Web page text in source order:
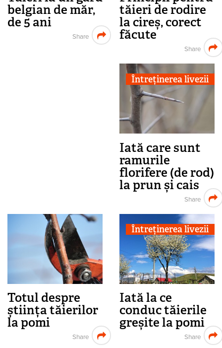
belgian de măr,
de 5 ani
Share
tăieri de rodire
la cireș, corect
făcute
Share
Întreținerea livezii
Iată care sunt
ramurile
florifere (de rod)
la prun și cais
Share
Totul despre
știința tăierilor
la pomi
Share
Întreținerea livezii
Iată la ce
conduc tăierile
greșite la pomi
Share